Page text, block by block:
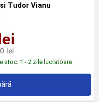
Tudor Vianu
lei
stoc: 1 - 2 zile lucratoare